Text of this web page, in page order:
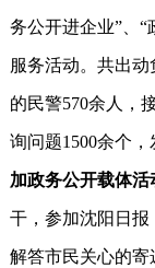
务公开进企业”、
服务活动。共出
的民警570余人，
询问题1500余个，
加政务公开载体活
干，参加沈阳日
解答市民关心的